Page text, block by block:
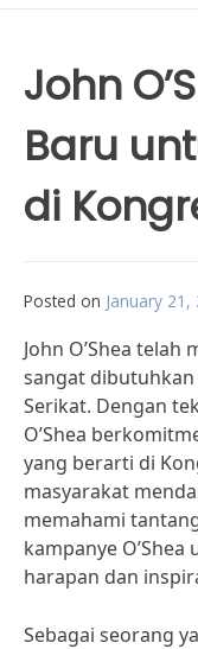
John
Baru
di
Posted on January 21,
John O’Shea
sangat
Serikat. Dengan
O’Shea
yang berarti di
masyarakat
memahami
kampanye
harapan dan
Sebagai seorang